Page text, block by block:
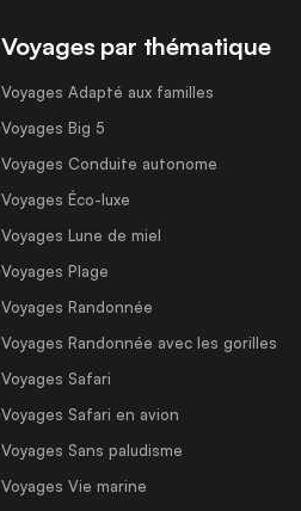
Voyages par thématique
Voyages Adapté aux familles
Voyages Big 5
Voyages Conduite autonome
Voyages Éco-luxe
Voyages Lune de miel
Voyages Plage
Voyages Randonnée
Voyages Randonnée avec les gorilles
Voyages Safari
Voyages Safari en avion
Voyages Sans paludisme
Voyages Vie marine